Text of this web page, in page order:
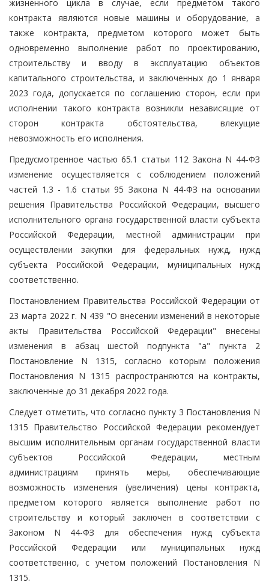
жизненного цикла в случае, если предметом такого
контракта являются новые машины и оборудование, а
также контракта, предметом которого может быть
одновременно выполнение работ по проектированию,
строительству и вводу в эксплуатацию объектов
капитального строительства, и заключенных до 1 января
2023 года, допускается по соглашению сторон, если при
исполнении такого контракта возникли независящие от
сторон контракта обстоятельства, влекущие
невозможность его исполнения.
Предусмотренное частью 65.1 статьи 112 Закона N 44-ФЗ
изменение осуществляется с соблюдением положений
частей 1.3 - 1.6 статьи 95 Закона N 44-ФЗ на основании
решения Правительства Российской Федерации, высшего
исполнительного органа государственной власти субъекта
Российской Федерации, местной администрации при
осуществлении закупки для федеральных нужд, нужд
субъекта Российской Федерации, муниципальных нужд
соответственно.
Постановлением Правительства Российской Федерации от
23 марта 2022 г. N 439 "О внесении изменений в некоторые
акты Правительства Российской Федерации" внесены
изменения в абзац шестой подпункта "а" пункта 2
Постановление N 1315, согласно которым положения
Постановления N 1315 распространяются на контракты,
заключенные до 31 декабря 2022 года.
Следует отметить, что согласно пункту 3 Постановления N
1315 Правительство Российской Федерации рекомендует
высшим исполнительным органам государственной власти
субъектов Российской Федерации, местным
администрациям принять меры, обеспечивающие
возможность изменения (увеличения) цены контракта,
предметом которого является выполнение работ по
строительству и который заключен в соответствии с
Законом N 44-ФЗ для обеспечения нужд субъекта
Российской Федерации или муниципальных нужд
соответственно, с учетом положений Постановления N
1315.